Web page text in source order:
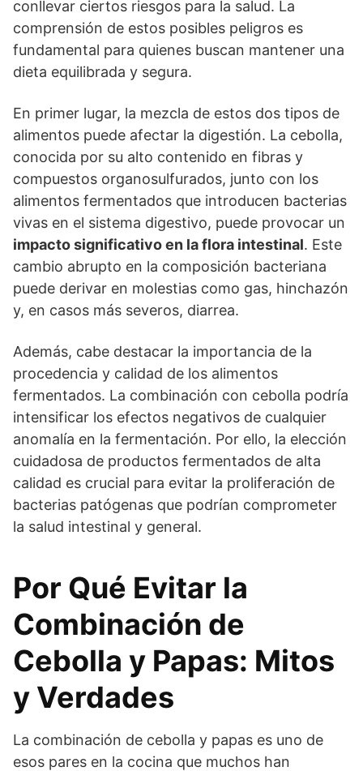
conllevar ciertos riesgos para la salud. La
comprensión de estos posibles peligros es
fundamental para quienes buscan mantener una
dieta equilibrada y segura.
En primer lugar, la mezcla de estos dos tipos de
alimentos puede afectar la digestión. La cebolla,
conocida por su alto contenido en fibras y
compuestos organosulfurados, junto con los
alimentos fermentados que introducen bacterias
vivas en el sistema digestivo, puede provocar un
impacto significativo en la flora intestinal. Este
cambio abrupto en la composición bacteriana
puede derivar en molestias como gas, hinchazón
y, en casos más severos, diarrea.
Además, cabe destacar la importancia de la
procedencia y calidad de los alimentos
fermentados. La combinación con cebolla podría
intensificar los efectos negativos de cualquier
anomalía en la fermentación. Por ello, la elección
cuidadosa de productos fermentados de alta
calidad es crucial para evitar la proliferación de
bacterias patógenas que podrían comprometer
la salud intestinal y general.
Por Qué Evitar la
Combinación de
Cebolla y Papas: Mitos
y Verdades
La combinación de cebolla y papas es uno de
esos pares en la cocina que muchos han